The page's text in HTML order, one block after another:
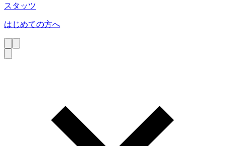
スタッツ
はじめての方へ